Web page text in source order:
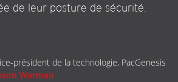
de leur posture de sécurité.
président de la technologie, PacGenesis
Warman